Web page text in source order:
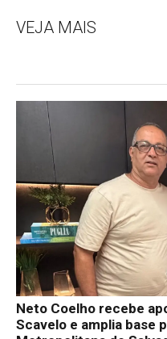
VEJA MAIS
Neto Coelho recebe
Scavelo e amplia base